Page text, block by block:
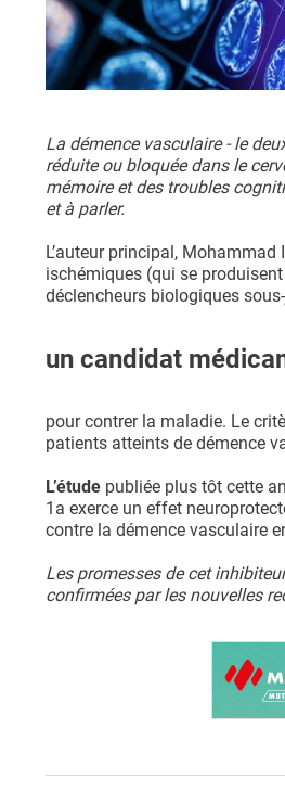
La démence vasculaire - le
réduite ou bloquée dans le
mémoire et des troubles
et à parler.
L’auteur principal,
ischémiques (qui se
déclencheurs biologiques
un candidat
pour contrer la maladie. Le
patients atteints de démence
L’étude publiée plus tôt cette
1a exerce un effet
contre la démence vasculaire
Les promesses de cet
confirmées par les nouvelles